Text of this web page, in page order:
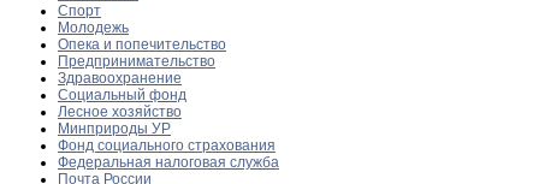
Спорт
Молодежь
Опека и попечительство
Предпринимательство
Здравоохранение
Социальный фонд
Лесное хозяйство
Минприроды УР
Фонд социального страхования
Федеральная налоговая служба
Почта России